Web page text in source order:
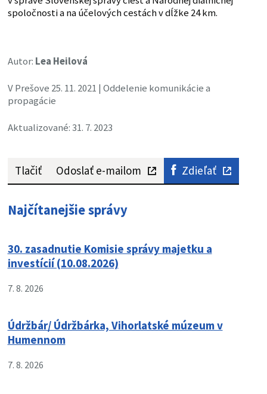
spoločnosti a na účelových cestách v dĺžke 24 km.
Autor: Lea Heilová
V Prešove 25. 11. 2021 | Oddelenie komunikácie a
propagácie
Aktualizované: 31. 7. 2023
Tlačiť Odoslať e-mailom Zdieľať
Najčítanejšie správy
30. zasadnutie Komisie správy majetku a
investícií (10.08.2026)
7. 8. 2026
Údržbár/ Údržbárka, Vihorlatské múzeum v
Humennom
7. 8. 2026